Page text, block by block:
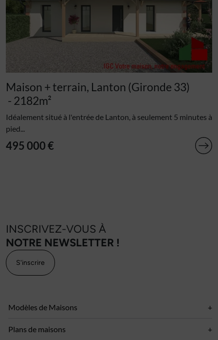
Maison + terrain, Lanton (Gironde 33)
- 2182m²
Idéalement situé à l'entrée de Lanton, à seulement 5 minutes à
pied...
495 000 €
INSCRIVEZ-VOUS À
NOTRE NEWSLETTER !
S'inscrire
Modèles de Maisons
Plans de maisons